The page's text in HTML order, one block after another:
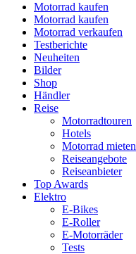
Motorrad kaufen
Motorrad kaufen
Motorrad verkaufen
Testberichte
Neuheiten
Bilder
Shop
Händler
Reise
Motorradtouren
Hotels
Motorrad mieten
Reiseangebote
Reiseanbieter
Top Awards
Elektro
E-Bikes
E-Roller
E-Motorräder
Tests